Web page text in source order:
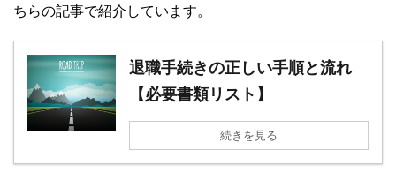
ちらの記事で紹介しています。
退職手続きの正しい手順と流れ
【必要書類リスト】
続きを見る